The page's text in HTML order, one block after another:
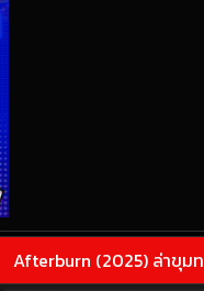
Afterburn (2025) ล่าขุ